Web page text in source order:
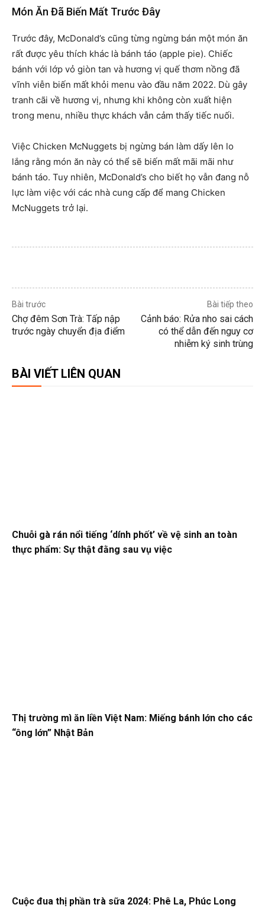
Món Ăn Đã Biến Mất Trước Đây
Trước đây, McDonald’s cũng từng ngừng bán một món ăn
rất được yêu thích khác là bánh táo (apple pie). Chiếc
bánh với lớp vỏ giòn tan và hương vị quế thơm nồng đã
vĩnh viễn biến mất khỏi menu vào đầu năm 2022. Dù gây
tranh cãi về hương vị, nhưng khi không còn xuất hiện
trong menu, nhiều thực khách vẫn cảm thấy tiếc nuối.
Việc Chicken McNuggets bị ngừng bán làm dấy lên lo
lắng rằng món ăn này có thể sẽ biến mất mãi mãi như
bánh táo. Tuy nhiên, McDonald’s cho biết họ vẫn đang nỗ
lực làm việc với các nhà cung cấp để mang Chicken
McNuggets trở lại.
Bài trước
Chợ đêm Sơn Trà: Tấp nập
trước ngày chuyển địa điểm
Bài tiếp theo
Cảnh báo: Rửa nho sai cách
có thể dẫn đến nguy cơ
nhiễm ký sinh trùng
BÀI VIẾT LIÊN QUAN
Chuỗi gà rán nổi tiếng ‘dính phốt’ về vệ sinh an toàn
thực phẩm: Sự thật đằng sau vụ việc
Thị trường mì ăn liền Việt Nam: Miếng bánh lớn cho các
“ông lớn” Nhật Bản
Cuộc đua thị phần trà sữa 2024: Phê La, Phúc Long